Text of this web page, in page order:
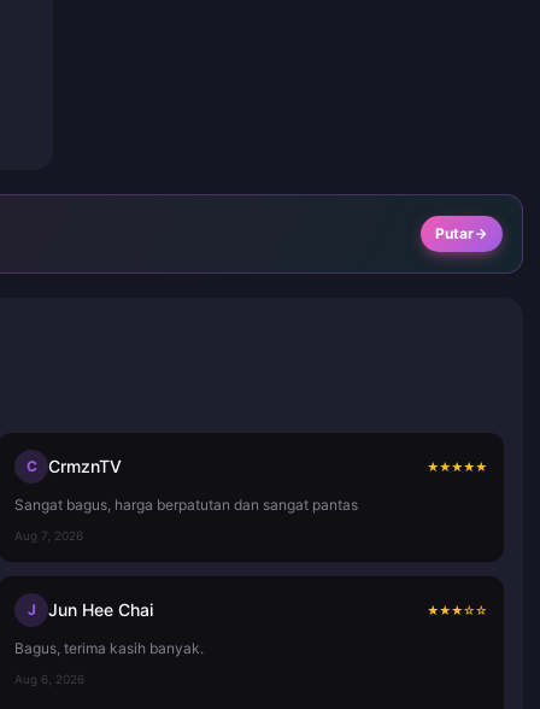
Putar
C CrmznTV ★★★★★
Sangat bagus, harga berpatutan dan sangat pantas
Aug 7, 2026
J Jun Hee Chai ★★★☆☆
Bagus, terima kasih banyak.
Aug 6, 2026